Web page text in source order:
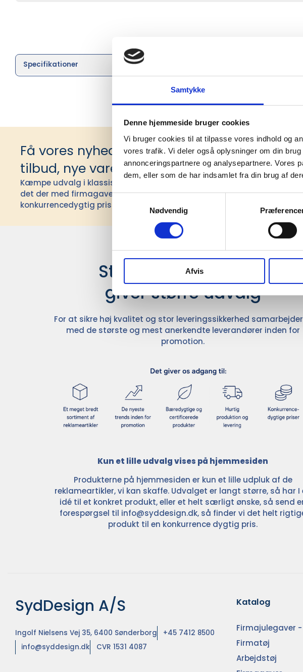
Samtykke
Denne hjemmeside bruger cookies
Vi bruger cookies til at tilpasse vores indhold og
vores trafik. Vi deler også oplysninger om din
annonceringspartnere og analysepartnere. Vores
dem, eller som de har indsamlet fra din brug af
Samtykkevalg
Nødvendig
Afvis
Specifikationer
Få vores nyhedsbrev med information om
tilbud, nye varer og andet godt
Kæmpe udvalg i klassiske og nyskabende gaveidéer til din virksomhed.
det der med firmagaver, og har ydet god personlig service til en
konkurrencedygtig pris siden 1991.
Stærke leverandører
giver større udvalg
For at sikre høj kvalitet og stor leveringssikkerhed
med de største og mest anerkendte leverandører inden for
promotion.
Kun et lille udvalg vises på hjemmesiden
Produkterne på hjemmesiden er kun et lille udpluk af de
reklameartikler, vi kan skaffe. Udvalget er langt større, så har I
idé til et konkret produkt, eller et helt særligt ønske, så send
forespørgsel til info@syddesign.dk, så finder vi det helt
produkt til en konkurrence dygtig pris.
SydDesign A/S
Ingolf Nielsens Vej 35, 6400 Sønderborg
+45 7412 8500
info@syddesign.dk
CVR 1531 4087
Katalog
Firmajulegaver
Firmatøj
Arbejdstøj